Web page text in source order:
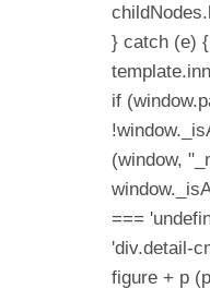
} catch (e)
if
(window,
===
'div.detail-
figure + p